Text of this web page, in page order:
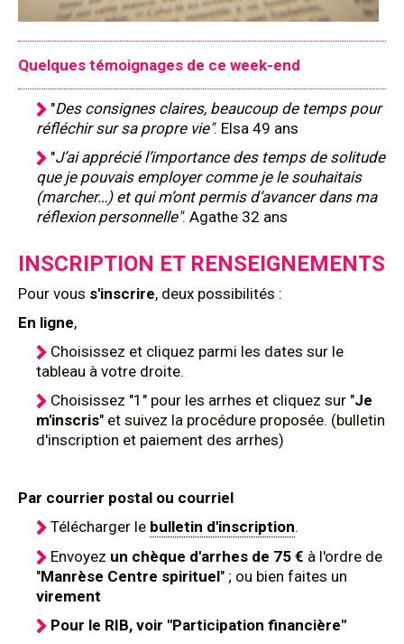
Quelques témoignages de ce week-end
"Des consignes claires, beaucoup de temps pour
réfléchir sur sa propre vie". Elsa 49 ans
"J’ai apprécié l’importance des temps de solitude
que je pouvais employer comme je le souhaitais
(marcher…) et qui m’ont permis d’avancer dans ma
réflexion personnelle". Agathe 32 ans
INSCRIPTION ET RENSEIGNEMENTS
Pour vous s'inscrire, deux possibilités :
En ligne,
Choisissez et cliquez parmi les dates sur le
tableau à votre droite.
Choisissez "1" pour les arrhes et cliquez sur "Je
m'inscris" et suivez la procédure proposée. (bulletin
d'inscription et paiement des arrhes)
Par courrier postal ou courriel
Télécharger le bulletin d'inscription.
Envoyez un chèque d'arrhes de 75 € à l'ordre de
"Manrèse Centre spirituel" ; ou bien faites un
virement
Pour le RIB, voir "Participation financière"